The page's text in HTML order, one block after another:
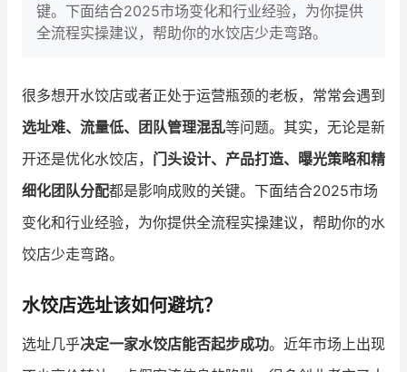
产品更新动态 帮助中心
品牌消费观 行业报告
新零售资讯
培训课程
键。下面结合2025市场变化和行业经验，为你提供
全流程实操建议，帮助你的水饺店少走弯路。
很多想开水饺店或者正处于运营瓶颈的老板，常常会遇到
选址难、流量低、团队管理混乱等问题。其实，无论是新
开还是优化水饺店， 门头设计、产品打造、曝光策略和精
细化团队分配都是影响成败的关键。下面结合2025市场
变化和行业经验，为你提供全流程实操建议，帮助你的水
饺店少走弯路。
水饺店选址该如何避坑？
选址几乎决定一家水饺店能否起步成功。近年市场上出现